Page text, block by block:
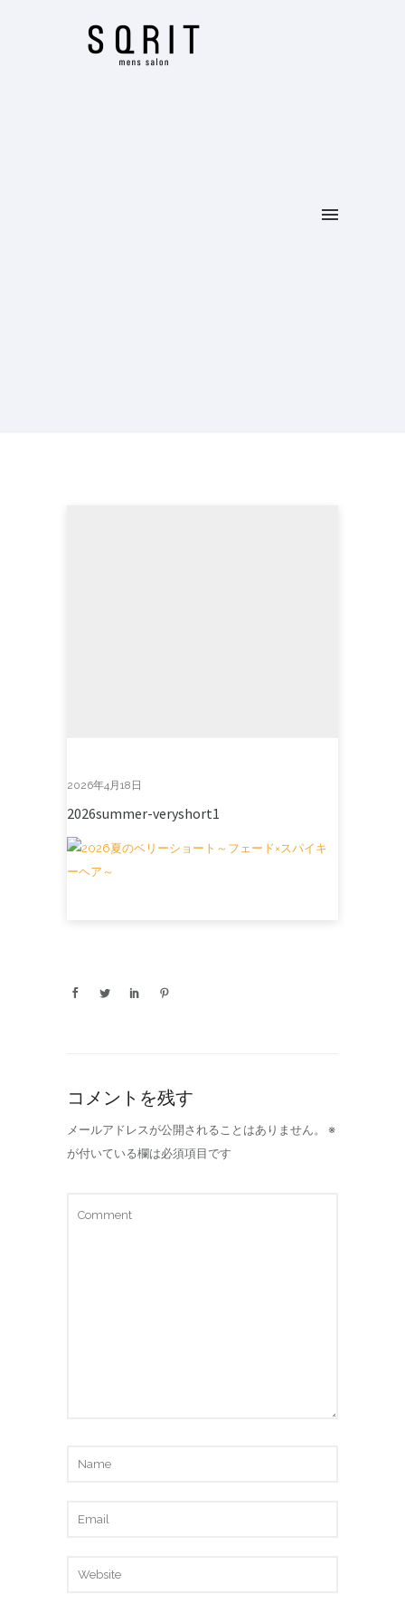
2026年4月18日
2026summer-veryshort1
コメントを残す
メールアドレスが公開されることはありません。
※
が付いている欄は必須項目です